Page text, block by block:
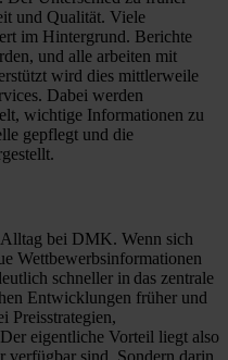
und Qualität. Viele
im Hintergrund. Berichte
und alle arbeiten mit
wird dies mittlerweile
Dabei werden
wichtige Informationen zu
gepflegt und die
bei DMK. Wenn sich
Wettbewerbsinformationen
schneller in das zentrale
Entwicklungen früher und
Preisstrategien,
eigentliche Vorteil liegt also
verfügbar sind. Sondern darin,